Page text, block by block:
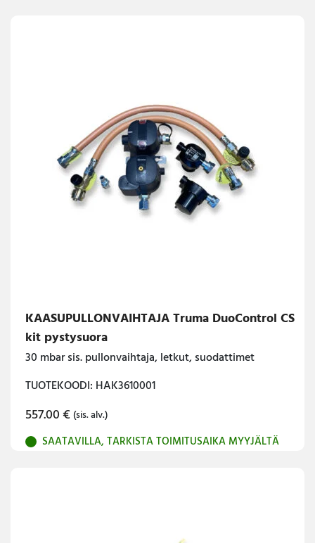
KAASUPULLONVAIHTAJA Truma DuoControl CS
kit pystysuora
30 mbar sis. pullonvaihtaja, letkut, suodattimet
TUOTEKOODI: HAK3610001
557.00€ (sis. alv.)
SAATAVILLA, TARKISTA TOIMITUSAIKA MYYJÄLTÄ